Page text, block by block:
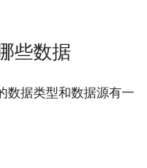
些数据
数据类型和数据源有一